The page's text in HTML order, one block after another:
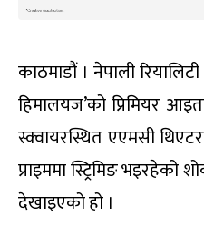
काठमाडौं । नेपाली
हिमालयज’को प्रिमियर
स्क्वायरस्थित एएमसी
प्राइममा स्ट्रिमिङ भइरहेको
देखाइएको हो ।